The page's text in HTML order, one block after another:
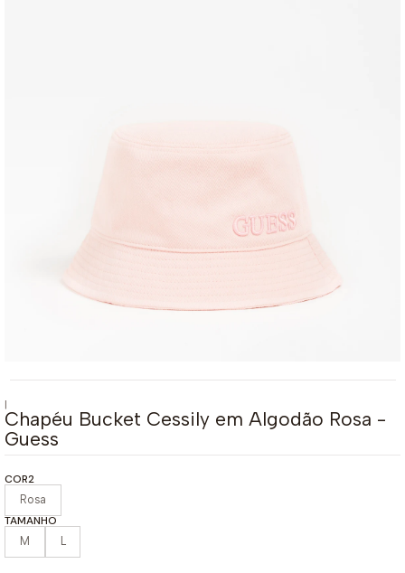
|
Chapéu Bucket Cessily em Algodão Rosa -
Guess
COR2
Rosa
TAMANHO
M L